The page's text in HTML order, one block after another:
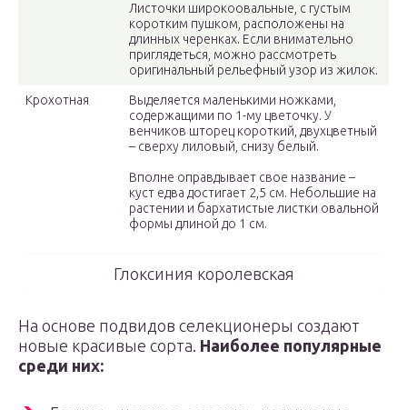
Листочки широкоовальные, с густым
коротким пушком, расположены на
длинных черенках. Если внимательно
приглядеться, можно рассмотреть
оригинальный рельефный узор из жилок.
Крохотная
Выделяется маленькими ножками,
содержащими по 1-му цветочку. У
венчиков шторец короткий, двухцветный
– сверху лиловый, снизу белый.
Вполне оправдывает свое название –
куст едва достигает 2,5 см. Небольшие на
растении и бархатистые листки овальной
формы длиной до 1 см.
Глоксиния королевская
На основе подвидов селекционеры создают
новые красивые сорта. Наиболее популярные
среди них: